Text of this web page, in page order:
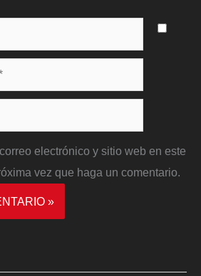
electrónico y sitio web en este
vez que haga un comentario.